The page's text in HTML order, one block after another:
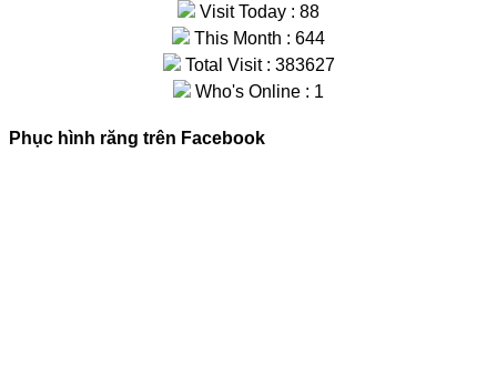
Visit Today : 88
This Month : 644
Total Visit : 383627
Who's Online : 1
Phục hình răng trên Facebook